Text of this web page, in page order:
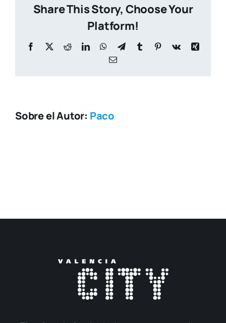
Share This Story, Choose Your
Platform!
Facebook
X RedditLinkedInWhatsApp
TelegramTumblr Pinterest
Vk
Xing
Correo
Sobre el Autor: Paco